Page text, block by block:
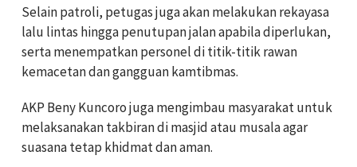
Selain patroli, petugas juga akan melakukan rekayasa
lalu lintas hingga penutupan jalan apabila diperlukan,
serta menempatkan personel di titik-titik rawan
kemacetan dan gangguan kamtibmas.
AKP Beny Kuncoro juga mengimbau masyarakat untuk
melaksanakan takbiran di masjid atau musala agar
suasana tetap khidmat dan aman.